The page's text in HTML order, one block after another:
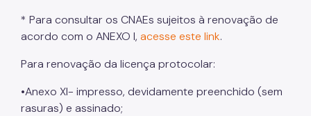
* Para consultar os CNAEs sujeitos à renovação de
acordo com o ANEXO I, acesse este link.
Para renovação da licença protocolar:
•Anexo XI- impresso, devidamente preenchido (sem
rasuras) e assinado;